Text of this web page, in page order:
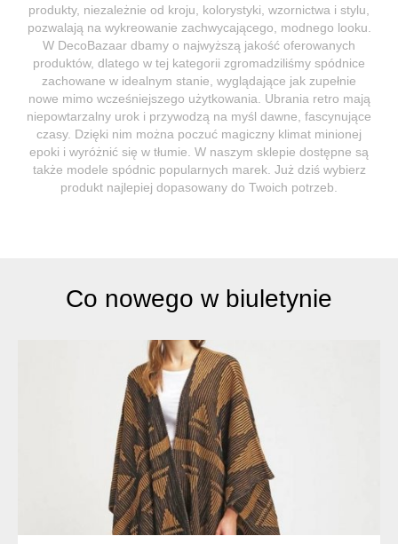
produkty, niezależnie od kroju, kolorystyki, wzornictwa i stylu,
pozwalają na wykreowanie zachwycającego, modnego looku.
W DecoBazaar dbamy o najwyższą jakość oferowanych
produktów, dlatego w tej kategorii zgromadziliśmy spódnice
zachowane w idealnym stanie, wyglądające jak zupełnie
nowe mimo wcześniejszego użytkowania. Ubrania retro mają
niepowtarzalny urok i przywodzą na myśl dawne, fascynujące
czasy. Dzięki nim można poczuć magiczny klimat minionej
epoki i wyróżnić się w tłumie. W naszym sklepie dostępne są
także modele spódnic popularnych marek. Już dziś wybierz
produkt najlepiej dopasowany do Twoich potrzeb.
Co nowego w biuletynie